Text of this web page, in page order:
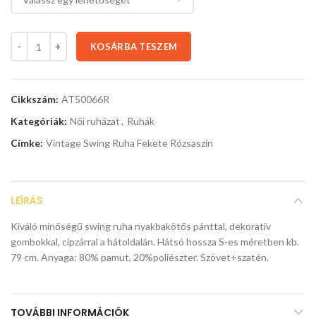
KOSÁRBA TESZEM
Cikkszám: AT50066R
Kategóriák: Női ruházat, Ruhák
Címke: Vintage Swing Ruha Fekete Rózsaszín
LEÍRÁS
Kiváló minőségű swing ruha nyakbakötős pánttal, dekoratív
gombokkal, cipzárral a hátoldalán. Hátsó hossza S-es méretben kb.
79 cm. Anyaga: 80% pamut, 20%poliészter. Szövet+szatén.
TOVÁBBI INFORMÁCIÓK